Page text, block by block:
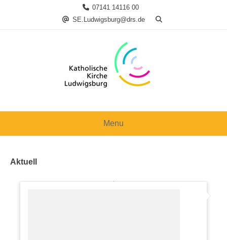
07141 14116 00
SE.Ludwigsburg@drs.de
Menu
Aktuell